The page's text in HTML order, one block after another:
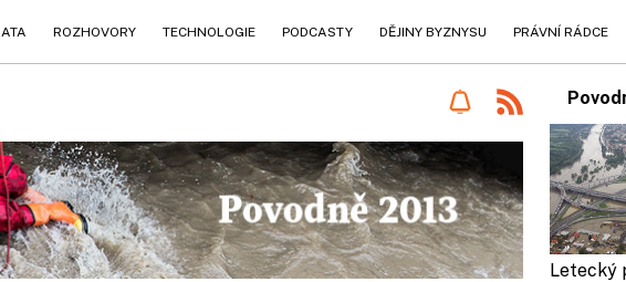
ROZHOVORY TECHNOLOGIE PODCASTY DĚJINY BYZNYSU PRÁVNÍ RÁDCE
Letecký